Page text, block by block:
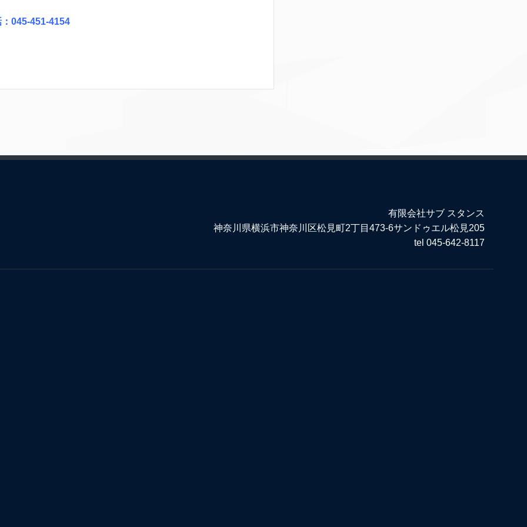
045-451-4154
有限会社サブ スタンス
神奈川県横浜市神奈川区松見町2丁目473-6サンドゥエル松見205
tel 045-642-8117